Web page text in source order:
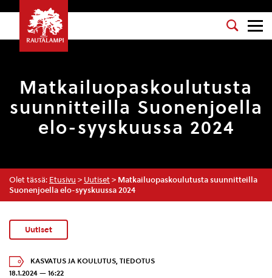
Matkailuopaskoulutusta
suunnitteilla Suonenjoella
elo-syyskuussa 2024
Olet tässä: Etusivu > Uutiset > Matkailuopaskoulutusta suunnitteilla
Suonenjoella elo-syyskuussa 2024
Uutiset
KASVATUS JA KOULUTUS, TIEDOTUS
18.1.2024 — 16:22